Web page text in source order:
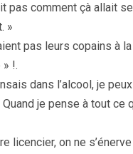
pas comment çà allait
»
pas leurs copains à
!.
dans l’alcool, je
je pense à tout ce
licencier, on ne